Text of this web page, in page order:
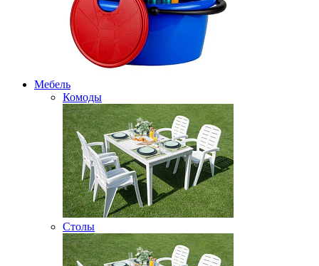
Мебель
Комоды
Столы